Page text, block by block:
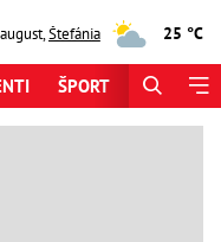
,Štefánia 25 °C
ŠPORT